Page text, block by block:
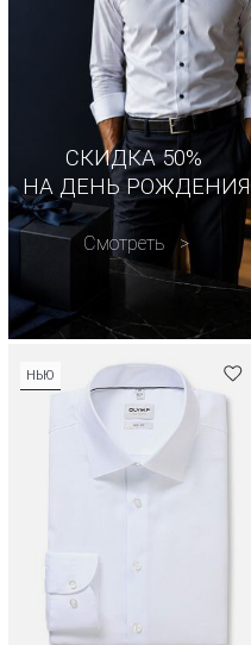
СКИДКА 50%
НА ДЕНЬ РОЖДЕНИЯ
Смотреть
НЬЮ